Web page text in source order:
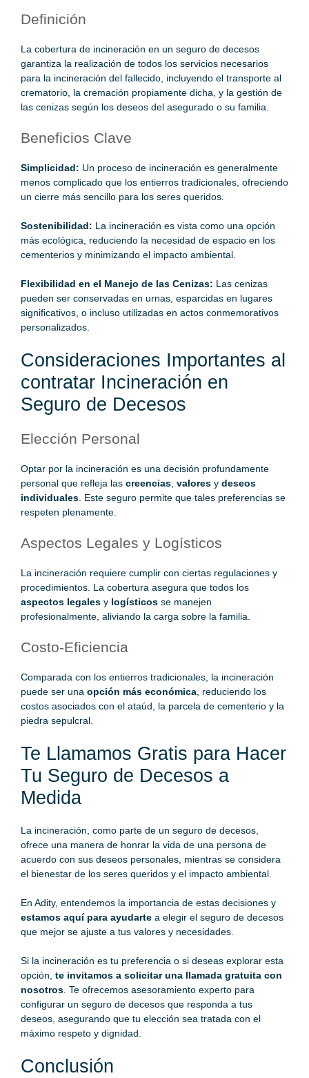
Definición
La cobertura de incineración en un seguro de decesos
garantiza la realización de todos los servicios necesarios
para la incineración del fallecido, incluyendo el transporte al
crematorio, la cremación propiamente dicha, y la gestión de
las cenizas según los deseos del asegurado o su familia.
Beneficios Clave
Simplicidad: Un proceso de incineración es generalmente
menos complicado que los entierros tradicionales, ofreciendo
un cierre más sencillo para los seres queridos.
Sostenibilidad: La incineración es vista como una opción
más ecológica, reduciendo la necesidad de espacio en los
cementerios y minimizando el impacto ambiental.
Flexibilidad en el Manejo de las Cenizas: Las cenizas
pueden ser conservadas en urnas, esparcidas en lugares
significativos, o incluso utilizadas en actos conmemorativos
personalizados.
Consideraciones Importantes al
contratar Incineración en
Seguro de Decesos
Elección Personal
Optar por la incineración es una decisión profundamente
personal que refleja las creencias valores y deseos
individuales . Este seguro permite que tales preferencias se
respeten plenamente.
Aspectos Legales y Logísticos
La incineración requiere cumplir con ciertas regulaciones y
procedimientos. La cobertura asegura que todos los
aspectos legales y logísticos se manejen
profesionalmente, aliviando la carga sobre la familia.
Costo-Eficiencia
Comparada con los entierros tradicionales, la incineración
puede ser una opción más económica , reduciendo los
costos asociados con el ataúd, la parcela de cementerio y la
piedra sepulcral.
Te Llamamos Gratis para Hacer
Tu Seguro de Decesos a
Medida
La incineración, como parte de un seguro de decesos,
ofrece una manera de honrar la vida de una persona de
acuerdo con sus deseos personales, mientras se considera
el bienestar de los seres queridos y el impacto ambiental.
En Adity, entendemos la importancia de estas decisiones y
estamos aquí para ayudarte a elegir el seguro de decesos
que mejor se ajuste a tus valores y necesidades.
Si la incineración es tu preferencia o si deseas explorar esta
opción, te invitamos a solicitar una llamada gratuita con
nosotros . Te ofrecemos asesoramiento experto para
configurar un seguro de decesos que responda a tus
deseos, asegurando que tu elección sea tratada con el
máximo respeto y dignidad.
Conclusión